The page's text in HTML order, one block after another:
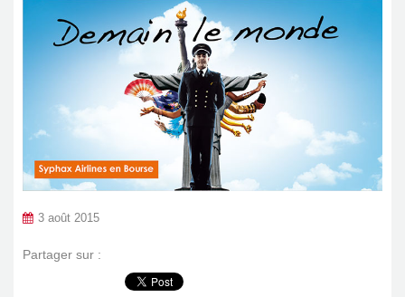
3 août 2015
Partager sur :